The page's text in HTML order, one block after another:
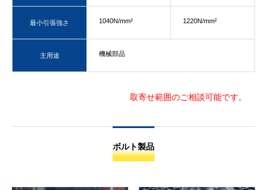
最小引張強さ 1040N/mm² 1220N/mm²
主用途 機械部品
取寄せ範囲のご相談可能です。
ボルト製品